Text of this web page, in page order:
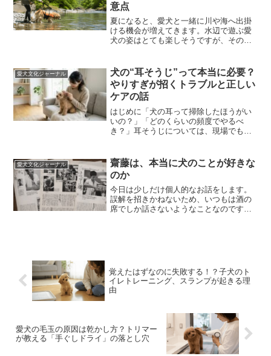
意点
夏になると、愛犬と一緒に川や海へ出掛
ける機会が増えてきます。水辺で遊ぶ愛
犬の姿はとても楽しそうですが、その一
のが、「犬は泳げるから大丈夫。」とい
う言葉です。確かに犬には...
愛犬文化ジャーナル
犬の“耳そうじ”って本当に必要？
やりすぎが招くトラブルと正しい
ケアの話
はじめに「犬の耳って掃除したほうがい
いの？」「どのくらいの頻度でやるべ
き？」耳そうじについては、現場でもよ
が逆効果な子”がいます。耳の形や毛量、
体質によって、正解は...
愛犬文化ジャーナル
齋藤は、本当に犬のことが好きな
のか
今日は少しだけ個人的なお話をします。
誤解を招きかねないため、いつもは酒の
席でしか話さないようなことなのです
覚えたはずなのに失敗する！？子犬のト
イレトレーニング、スランプが起きる理
由
愛犬の毛玉の原因は乾かし方？トリマー
が教える「手ぐしドライ」の落とし穴